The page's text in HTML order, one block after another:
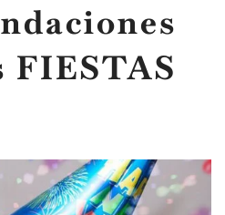
FIESTAS